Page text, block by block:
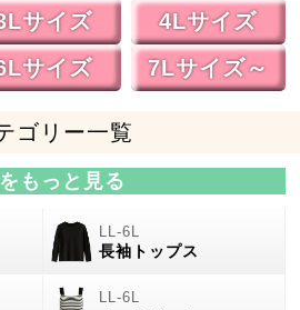
サイズ
4Lサイズ
サイズ 7Lサイズ～
ゴリー一覧
もっと見る
長袖トップス